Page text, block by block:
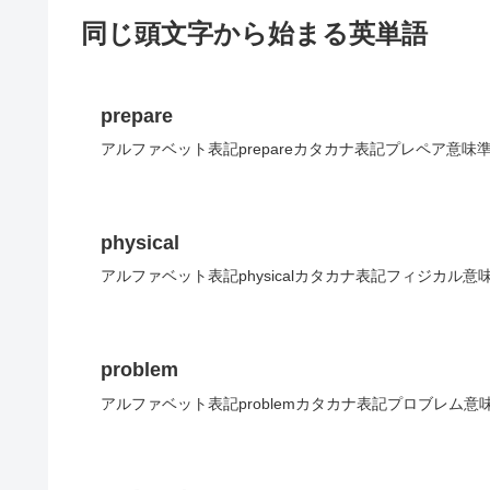
同じ頭文字から始まる英単語
prepare
アルファベット表記prepareカタカナ表記プレペア意味
physical
アルファベット表記physicalカタカナ表記フィジカル意
problem
アルファベット表記problemカタカナ表記プロブレム意